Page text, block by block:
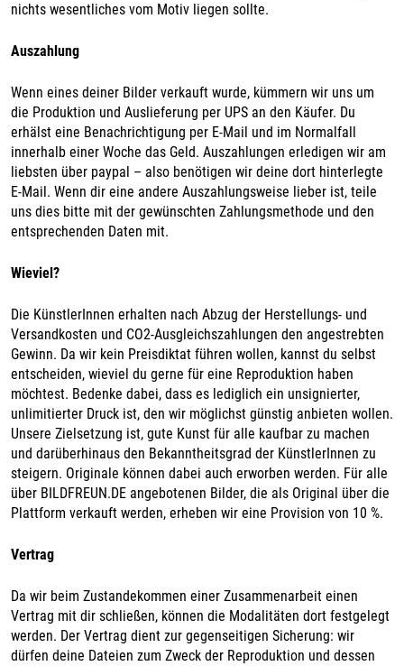
nichts wesentliches vom Motiv liegen sollte.
Auszahlung
Wenn eines deiner Bilder verkauft wurde, kümmern wir uns um
die Produktion und Auslieferung per UPS an den Käufer. Du
erhälst eine Benachrichtigung per E-Mail und im Normalfall
innerhalb einer Woche das Geld. Auszahlungen erledigen wir am
liebsten über paypal – also benötigen wir deine dort hinterlegte
E-Mail. Wenn dir eine andere Auszahlungsweise lieber ist, teile
uns dies bitte mit der gewünschten Zahlungsmethode und den
entsprechenden Daten mit.
Wieviel?
Die KünstlerInnen erhalten nach Abzug der Herstellungs- und
Versandkosten und CO2-Ausgleichszahlungen den angestrebten
Gewinn. Da wir kein Preisdiktat führen wollen, kannst du selbst
entscheiden, wieviel du gerne für eine Reproduktion haben
möchtest. Bedenke dabei, dass es lediglich ein unsignierter,
unlimitierter Druck ist, den wir möglichst günstig anbieten wollen.
Unsere Zielsetzung ist, gute Kunst für alle kaufbar zu machen
und darüberhinaus den Bekanntheitsgrad der KünstlerInnen zu
steigern. Originale können dabei auch erworben werden. Für alle
über BILDFREUN.DE angebotenen Bilder, die als Original über die
Plattform verkauft werden, erheben wir eine Provision von 10 %.
Vertrag
Da wir beim Zustandekommen einer Zusammenarbeit einen
Vertrag mit dir schließen, können die Modalitäten dort festgelegt
werden. Der Vertrag dient zur gegenseitigen Sicherung: wir
dürfen deine Dateien zum Zweck der Reproduktion und dessen